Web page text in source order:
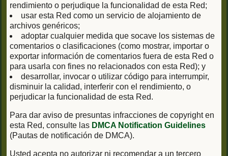
rendimiento o perjudique la funcionalidad de esta Red;
usar esta Red como un servicio de alojamiento de
archivos genéricos;
adoptar cualquier medida que socave los sistemas de
comentarios o clasificaciones (como mostrar, importar o
exportar información de comentarios fuera de esta Red o
para usarla con fines no relacionados con esta Red); y
desarrollar, invocar o utilizar código para interrumpir,
disminuir la calidad, interferir con el rendimiento, o
perjudicar la funcionalidad de esta Red.
Para dar aviso de presuntas infracciones de copyright en
esta Red, consulte las DMCA Notification Guidelines
(Pautas de notificación de DMCA).
Usted acepta no autorizar ni recomendar a un tercero